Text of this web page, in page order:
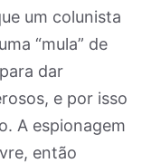
um colunista
“mula” de
dar
e por isso
A espionagem
então